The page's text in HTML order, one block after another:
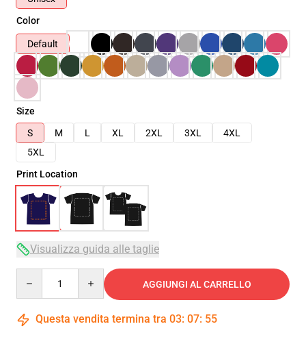
Color
Default
Size
S
M L XL 2XL 3XL
4XL
5XL
Print Location
Visualizza guida alle taglie
AGGIUNGI AL CARRELLO
Questa vendita termina tra 03: 07: 54